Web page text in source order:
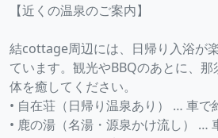
【近くの温泉のご案内】
結cottage周辺には、日帰り入浴が
ています。観光やBBQのあとに、
体を癒してください。
• 自在荘（日帰り温泉あり） … 車で
• 鹿の湯（名湯・源泉かけ流し） …